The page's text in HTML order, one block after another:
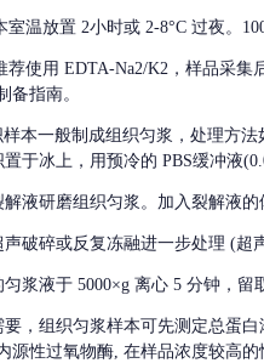
室温放置 2小时或 2-8°C 过夜。
荐使用 EDTA-Na2/K2，样品采集
备指南。
本一般制成组织匀浆，处理方法
于冰上，用预冷的 PBS缓冲液
解液研磨组织匀浆。加入裂解液
破碎或反复冻融进一步处理 (超
匀浆液于 5000×g 离心 5 分钟，留
要，组织匀浆样本可先测定总蛋白
源性过氧物酶, 在样品浓度较高